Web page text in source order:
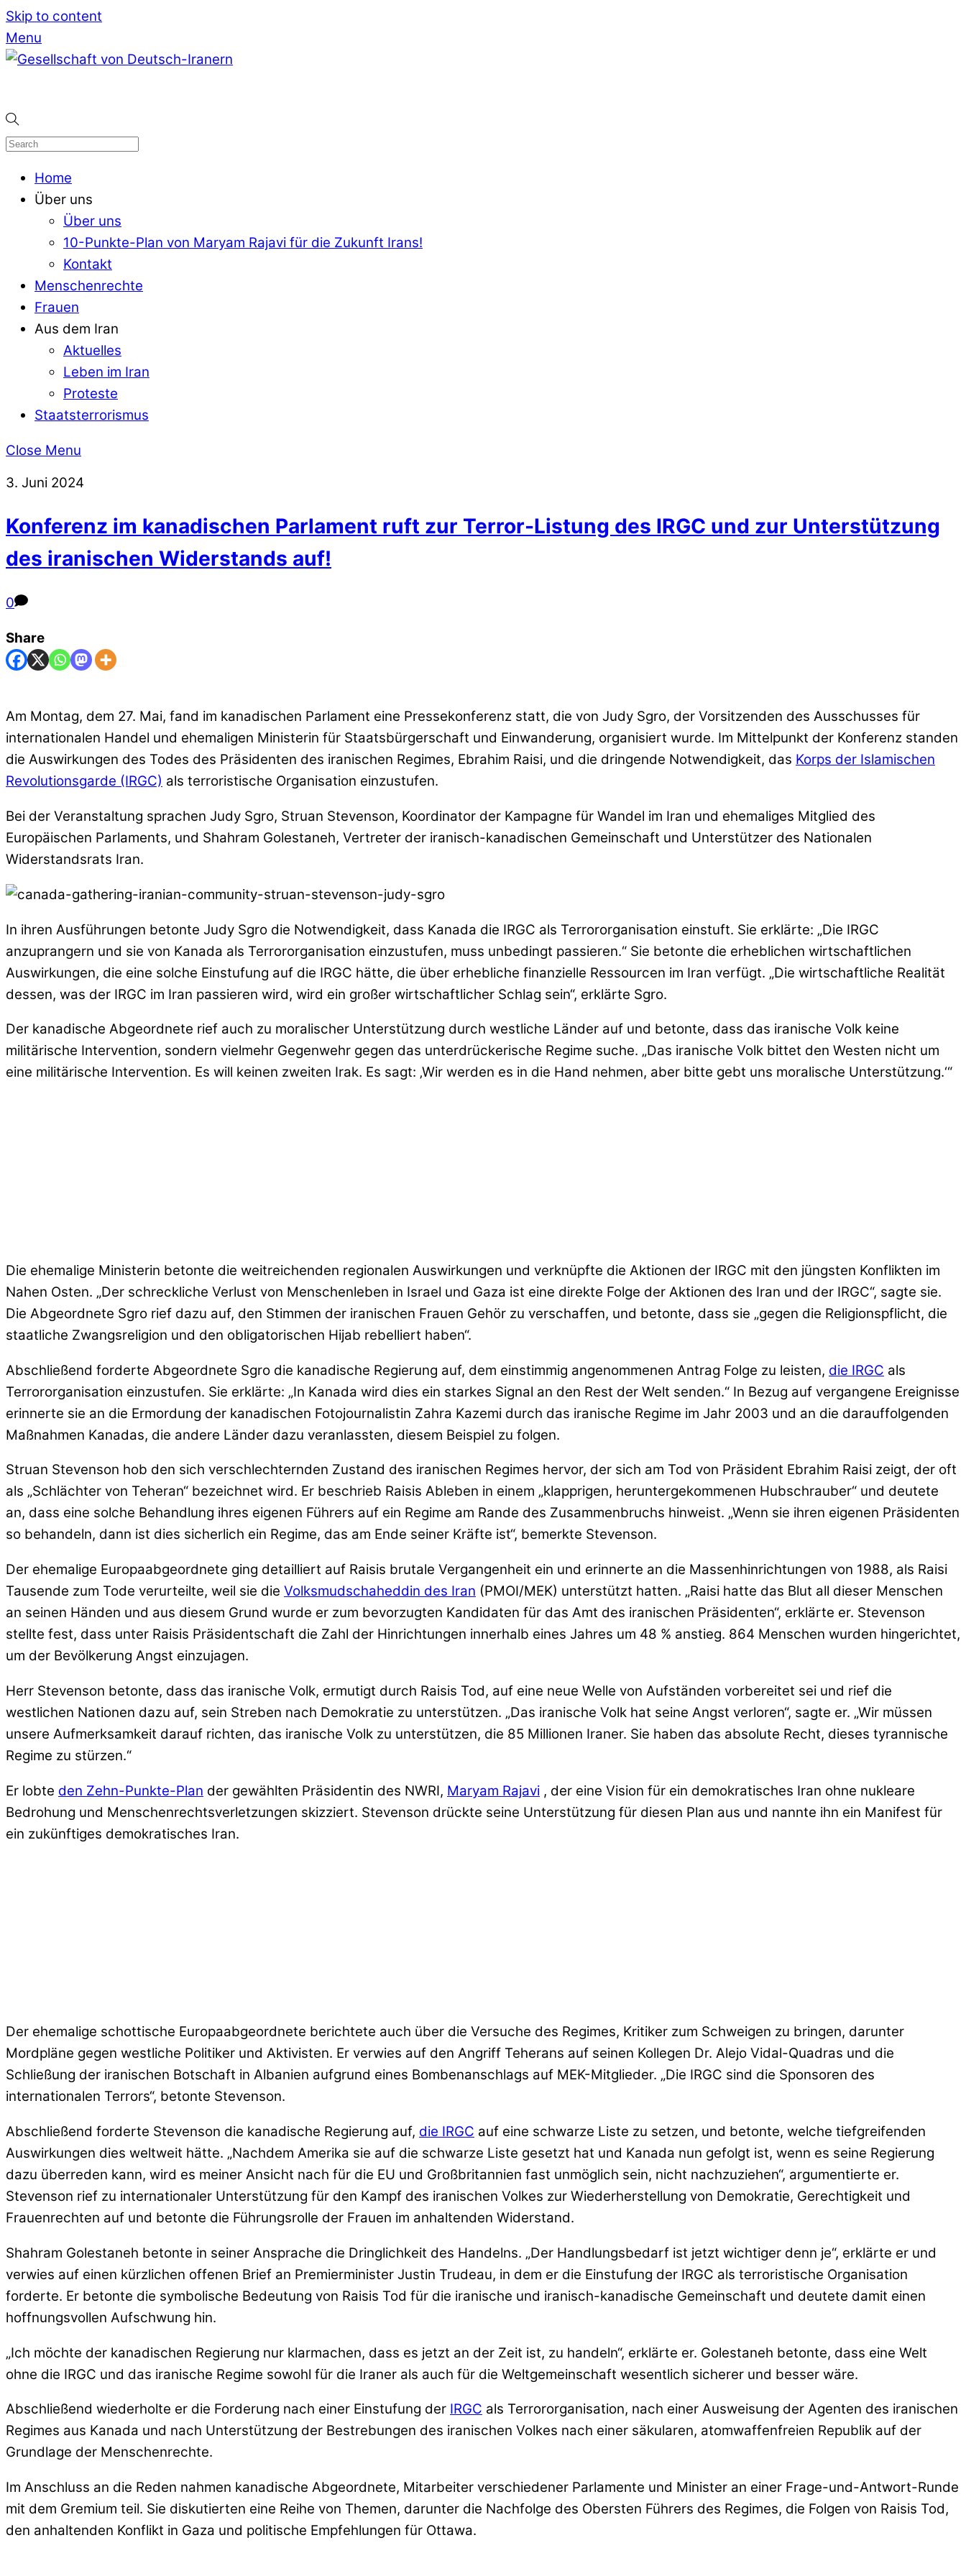
Skip to content
Menu
Home
Über uns
Über uns
10-Punkte-Plan von Maryam Rajavi für die Zukunft Irans!
Kontakt
Menschenrechte
Frauen
Aus dem Iran
Aktuelles
Leben im Iran
Proteste
Staatsterrorismus
Close Menu
3. Juni 2024
Konferenz im kanadischen Parlament ruft zur Terror-Listung des IRGC und zur Unterstützung
des iranischen Widerstands auf!
0
Share
Am Montag, dem 27. Mai, fand im kanadischen Parlament eine Pressekonferenz statt, die von Judy Sgro, der Vorsitzenden des Ausschusses für
internationalen Handel und ehemaligen Ministerin für Staatsbürgerschaft und Einwanderung, organisiert wurde. Im Mittelpunkt der Konferenz standen
die Auswirkungen des Todes des Präsidenten des iranischen Regimes, Ebrahim Raisi, und die dringende Notwendigkeit, das Korps der Islamischen
Revolutionsgarde (IRGC) als terroristische Organisation einzustufen.
Bei der Veranstaltung sprachen Judy Sgro, Struan Stevenson, Koordinator der Kampagne für Wandel im Iran und ehemaliges Mitglied des
Europäischen Parlaments, und Shahram Golestaneh, Vertreter der iranisch-kanadischen Gemeinschaft und Unterstützer des Nationalen
Widerstandsrats Iran.
In ihren Ausführungen betonte Judy Sgro die Notwendigkeit, dass Kanada die IRGC als Terrororganisation einstuft. Sie erklärte: „Die IRGC
anzuprangern und sie von Kanada als Terrororganisation einzustufen, muss unbedingt passieren.“ Sie betonte die erheblichen wirtschaftlichen
Auswirkungen, die eine solche Einstufung auf die IRGC hätte, die über erhebliche finanzielle Ressourcen im Iran verfügt. „Die wirtschaftliche Realität
dessen, was der IRGC im Iran passieren wird, wird ein großer wirtschaftlicher Schlag sein“, erklärte Sgro.
Der kanadische Abgeordnete rief auch zu moralischer Unterstützung durch westliche Länder auf und betonte, dass das iranische Volk keine
militärische Intervention, sondern vielmehr Gegenwehr gegen das unterdrückerische Regime suche. „Das iranische Volk bittet den Westen nicht um
eine militärische Intervention. Es will keinen zweiten Irak. Es sagt: ‚Wir werden es in die Hand nehmen, aber bitte gebt uns moralische Unterstützung.‘“
Die ehemalige Ministerin betonte die weitreichenden regionalen Auswirkungen und verknüpfte die Aktionen der IRGC mit den jüngsten Konflikten im
Nahen Osten. „Der schreckliche Verlust von Menschenleben in Israel und Gaza ist eine direkte Folge der Aktionen des Iran und der IRGC“, sagte sie.
Die Abgeordnete Sgro rief dazu auf, den Stimmen der iranischen Frauen Gehör zu verschaffen, und betonte, dass sie „gegen die Religionspflicht, die
staatliche Zwangsreligion und den obligatorischen Hijab rebelliert haben“.
Abschließend forderte Abgeordnete Sgro die kanadische Regierung auf, dem einstimmig angenommenen Antrag Folge zu leisten, die IRGC als
Terrororganisation einzustufen. Sie erklärte: „In Kanada wird dies ein starkes Signal an den Rest der Welt senden.“ In Bezug auf vergangene Ereignisse
erinnerte sie an die Ermordung der kanadischen Fotojournalistin Zahra Kazemi durch das iranische Regime im Jahr 2003 und an die darauffolgenden
Maßnahmen Kanadas, die andere Länder dazu veranlassten, diesem Beispiel zu folgen.
Struan Stevenson hob den sich verschlechternden Zustand des iranischen Regimes hervor, der sich am Tod von Präsident Ebrahim Raisi zeigt, der oft
als „Schlächter von Teheran“ bezeichnet wird. Er beschrieb Raisis Ableben in einem „klapprigen, heruntergekommenen Hubschrauber“ und deutete
an, dass eine solche Behandlung ihres eigenen Führers auf ein Regime am Rande des Zusammenbruchs hinweist. „Wenn sie ihren eigenen Präsidenten
so behandeln, dann ist dies sicherlich ein Regime, das am Ende seiner Kräfte ist“, bemerkte Stevenson.
Der ehemalige Europaabgeordnete ging detailliert auf Raisis brutale Vergangenheit ein und erinnerte an die Massenhinrichtungen von 1988, als Raisi
Tausende zum Tode verurteilte, weil sie die Volksmudschaheddin des Iran (PMOI/MEK) unterstützt hatten. „Raisi hatte das Blut all dieser Menschen
an seinen Händen und aus diesem Grund wurde er zum bevorzugten Kandidaten für das Amt des iranischen Präsidenten“, erklärte er. Stevenson
stellte fest, dass unter Raisis Präsidentschaft die Zahl der Hinrichtungen innerhalb eines Jahres um 48 % anstieg. 864 Menschen wurden hingerichtet,
um der Bevölkerung Angst einzujagen.
Herr Stevenson betonte, dass das iranische Volk, ermutigt durch Raisis Tod, auf eine neue Welle von Aufständen vorbereitet sei und rief die
westlichen Nationen dazu auf, sein Streben nach Demokratie zu unterstützen. „Das iranische Volk hat seine Angst verloren“, sagte er. „Wir müssen
unsere Aufmerksamkeit darauf richten, das iranische Volk zu unterstützen, die 85 Millionen Iraner. Sie haben das absolute Recht, dieses tyrannische
Regime zu stürzen.“
Er lobte den Zehn-Punkte-Plan der gewählten Präsidentin des NWRI, Maryam Rajavi , der eine Vision für ein demokratisches Iran ohne nukleare
Bedrohung und Menschenrechtsverletzungen skizziert. Stevenson drückte seine Unterstützung für diesen Plan aus und nannte ihn ein Manifest für
ein zukünftiges demokratisches Iran.
Der ehemalige schottische Europaabgeordnete berichtete auch über die Versuche des Regimes, Kritiker zum Schweigen zu bringen, darunter
Mordpläne gegen westliche Politiker und Aktivisten. Er verwies auf den Angriff Teherans auf seinen Kollegen Dr. Alejo Vidal-Quadras und die
Schließung der iranischen Botschaft in Albanien aufgrund eines Bombenanschlags auf MEK-Mitglieder. „Die IRGC sind die Sponsoren des
internationalen Terrors“, betonte Stevenson.
Abschließend forderte Stevenson die kanadische Regierung auf, die IRGC auf eine schwarze Liste zu setzen, und betonte, welche tiefgreifenden
Auswirkungen dies weltweit hätte. „Nachdem Amerika sie auf die schwarze Liste gesetzt hat und Kanada nun gefolgt ist, wenn es seine Regierung
dazu überreden kann, wird es meiner Ansicht nach für die EU und Großbritannien fast unmöglich sein, nicht nachzuziehen“, argumentierte er.
Stevenson rief zu internationaler Unterstützung für den Kampf des iranischen Volkes zur Wiederherstellung von Demokratie, Gerechtigkeit und
Frauenrechten auf und betonte die Führungsrolle der Frauen im anhaltenden Widerstand.
Shahram Golestaneh betonte in seiner Ansprache die Dringlichkeit des Handelns. „Der Handlungsbedarf ist jetzt wichtiger denn je“, erklärte er und
verwies auf einen kürzlichen offenen Brief an Premierminister Justin Trudeau, in dem er die Einstufung der IRGC als terroristische Organisation
forderte. Er betonte die symbolische Bedeutung von Raisis Tod für die iranische und iranisch-kanadische Gemeinschaft und deutete damit einen
hoffnungsvollen Aufschwung hin.
„Ich möchte der kanadischen Regierung nur klarmachen, dass es jetzt an der Zeit ist, zu handeln“, erklärte er. Golestaneh betonte, dass eine Welt
ohne die IRGC und das iranische Regime sowohl für die Iraner als auch für die Weltgemeinschaft wesentlich sicherer und besser wäre.
Abschließend wiederholte er die Forderung nach einer Einstufung der IRGC als Terrororganisation, nach einer Ausweisung der Agenten des iranischen
Regimes aus Kanada und nach Unterstützung der Bestrebungen des iranischen Volkes nach einer säkularen, atomwaffenfreien Republik auf der
Grundlage der Menschenrechte.
Im Anschluss an die Reden nahmen kanadische Abgeordnete, Mitarbeiter verschiedener Parlamente und Minister an einer Frage-und-Antwort-Runde
mit dem Gremium teil. Sie diskutierten eine Reihe von Themen, darunter die Nachfolge des Obersten Führers des Regimes, die Folgen von Raisis Tod,
den anhaltenden Konflikt in Gaza und politische Empfehlungen für Ottawa.